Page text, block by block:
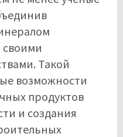
своими
Такой
возможности
продуктов
и создания